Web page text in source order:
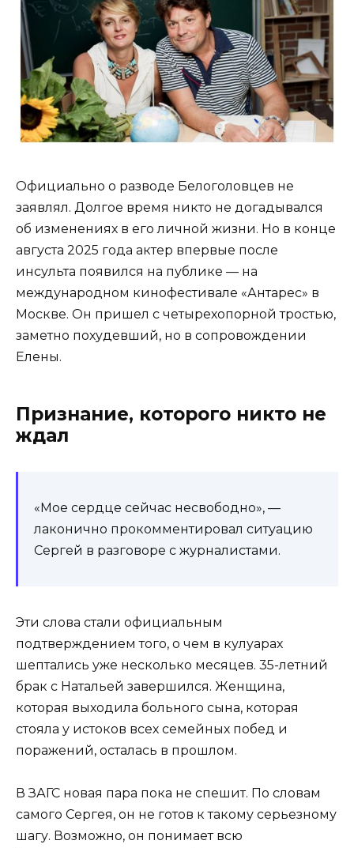
Официально о разводе Белоголовцев не
заявлял. Долгое время никто не догадывался
об изменениях в его личной жизни. Но в конце
августа 2025 года актер впервые после
инсульта появился на публике — на
международном кинофестивале «Антарес» в
Москве. Он пришел с четырехопорной тростью,
заметно похудевший, но в сопровождении
Елены.
Признание, которого никто не
ждал
«Мое сердце сейчас несвободно», —
лаконично прокомментировал ситуацию
Сергей в разговоре с журналистами.
Эти слова стали официальным
подтверждением того, о чем в кулуарах
шептались уже несколько месяцев. 35-летний
брак с Натальей завершился. Женщина,
которая выходила больного сына, которая
стояла у истоков всех семейных побед и
поражений, осталась в прошлом.
В ЗАГС новая пара пока не спешит. По словам
самого Сергея, он не готов к такому серьезному
шагу. Возможно, он понимает всю